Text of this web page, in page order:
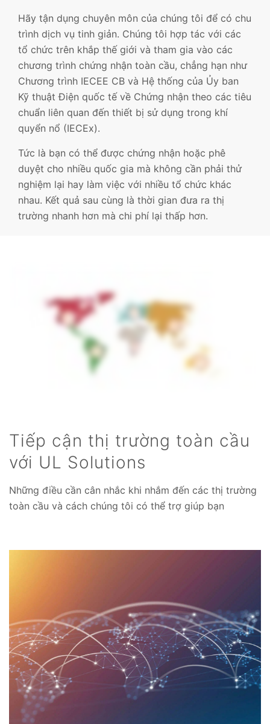
Hãy tận dụng chuyên môn của chúng tôi để có chu
trình dịch vụ tinh giản. Chúng tôi hợp tác với các
tổ chức trên khắp thế giới và tham gia vào các
chương trình chứng nhận toàn cầu, chẳng hạn như
Chương trình IECEE CB và Hệ thống của Ủy ban
Kỹ thuật Điện quốc tế về Chứng nhận theo các tiêu
chuẩn liên quan đến thiết bị sử dụng trong khí
quyển nổ (IECEx).
Tức là bạn có thể được chứng nhận hoặc phê
duyệt cho nhiều quốc gia mà không cần phải thử
nghiệm lại hay làm việc với nhiều tổ chức khác
nhau. Kết quả sau cùng là thời gian đưa ra thị
trường nhanh hơn mà chi phí lại thấp hơn.
Tiếp cận thị trường toàn cầu
với UL Solutions
Những điều cần cân nhắc khi nhắm đến các thị trường
toàn cầu và cách chúng tôi có thể trợ giúp bạn